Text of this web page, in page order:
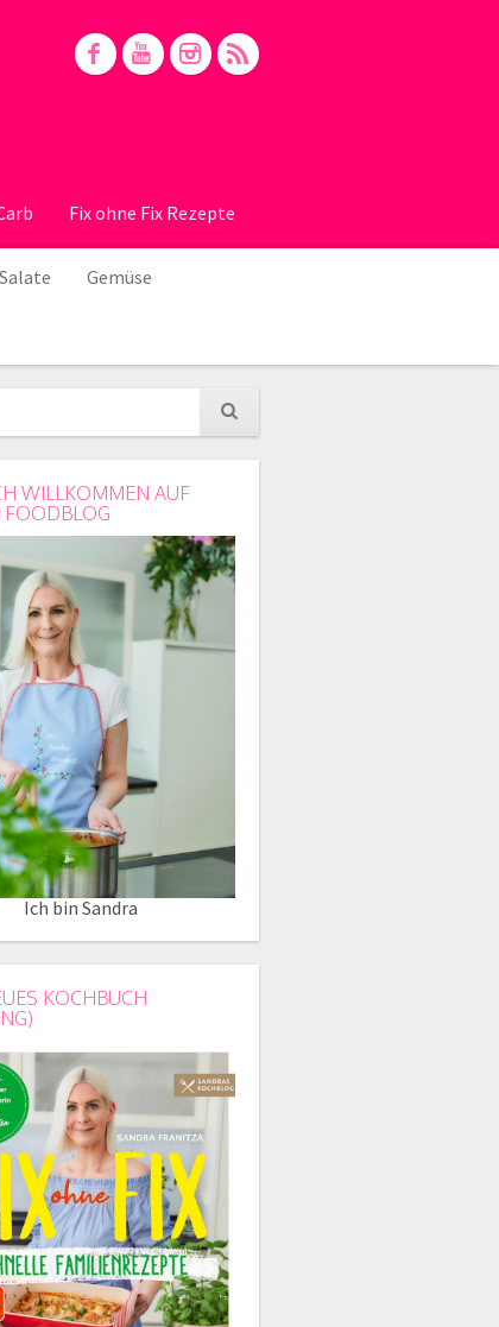
Fix ohne Fix Rezepte
Salate Gemüse
WILLKOMMEN AUF
FOODBLOG
Ich bin Sandra
KOCHBUCH